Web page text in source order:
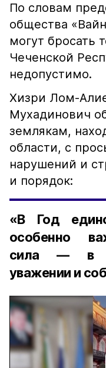
По словам
общества
могут бросать
Чеченской
недопустимо.
Хизри Лом-
Мухадинович
землякам,
области, с
нарушений и
и порядок:
«В Год
особенно
сила — в
уважении и